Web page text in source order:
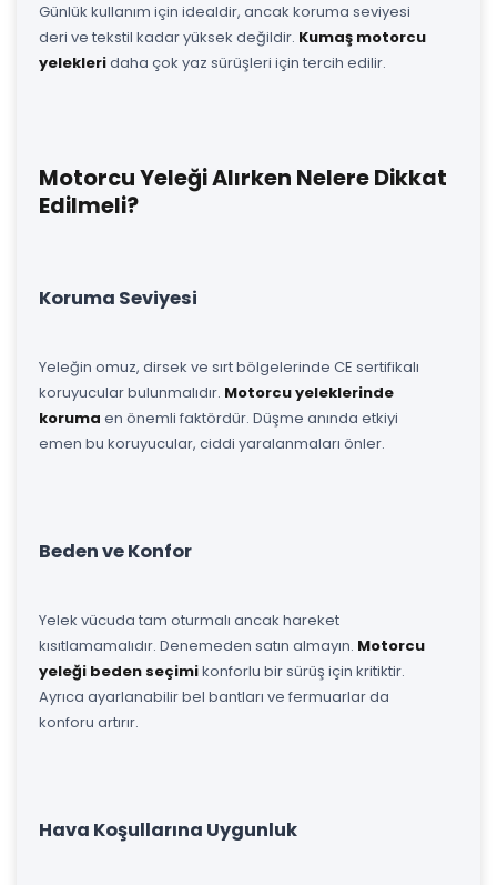
Günlük kullanım için idealdir, ancak koruma seviyesi
deri ve tekstil kadar yüksek değildir. Kumaş motorcu
yelekleridaha çok yaz sürüşleri için tercih edilir.
Motorcu Yeleği Alırken Nelere Dikkat
Edilmeli?
Koruma Seviyesi
Yeleğin omuz, dirsek ve sırt bölgelerinde CE sertifikalı
koruyucular bulunmalıdır. Motorcu yeleklerinde
koruma en önemli faktördür. Düşme anında etkiyi
emen bu koruyucular, ciddi yaralanmaları önler.
Beden ve Konfor
Yelek vücuda tam oturmalı ancak hareket
kısıtlamamalıdır. Denemeden satın almayın. Motorcu
yeleği beden seçimikonforlu bir sürüş için kritiktir.
Ayrıca ayarlanabilir bel bantları ve fermuarlar da
konforu artırır.
Hava Koşullarına Uygunluk